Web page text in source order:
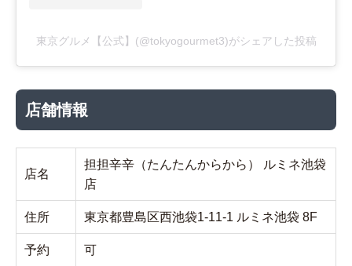
東京グルメ【公式】(@tokyogourmet3)がシェアした投稿
店舗情報
店名
担担辛辛（たんたんからから） ルミネ池袋
店
住所 東京都豊島区西池袋1-11-1 ルミネ池袋 8F
予約 可